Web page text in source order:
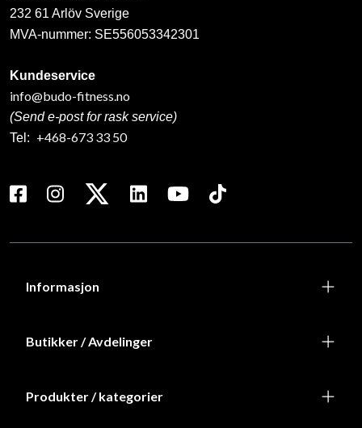
232 61 Arlöv Sverige
MVA-nummer: SE556053342301
Kundeservice
info@budo-fitness.no
(Send e-post for rask service)
Tel: +468-673 33 50
Informasjon
Butikker / Avdelinger
Produkter / kategorier